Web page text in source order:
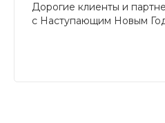
Дорогие клиенты и
с Наступающим Новым